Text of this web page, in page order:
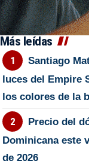
Más leídas
Santiago
luces del Empire
los colores de la
Precio del
Dominicana este
de 2026